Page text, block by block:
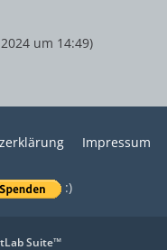
um 14:49)
Impressum
:)
Suite™